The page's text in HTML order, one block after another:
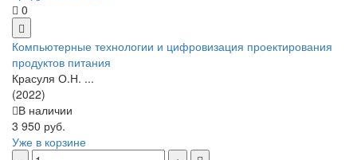
0
Компьютерные технологии и цифровизация проектирования
продуктов питания
Красуля О.Н. ...
(2022)
В наличии
3 950 руб.
Уже в корзине